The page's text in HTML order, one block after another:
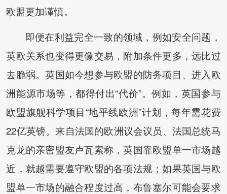
欧盟更加谨慎。
即便在利益完全一致的领域，例如安全问题，
英欧关系也变得更像交易，附加条件更多，远比过
去脆弱。英国如今想参与欧盟的防务项目、进入欧
洲能源市场等，都得付出“代价”。例如，英国参与
欧盟旗舰科学项目“地平线欧洲”计划，每年需花费
22亿英镑。来自法国的欧洲议会议员、法国总统马
克龙的亲密盟友卢瓦索称，英国靠欧盟单一市场越
近，就越需要遵守欧盟的各项法规；如果英国与欧
盟单一市场的融合程度过高，布鲁塞尔可能会要求